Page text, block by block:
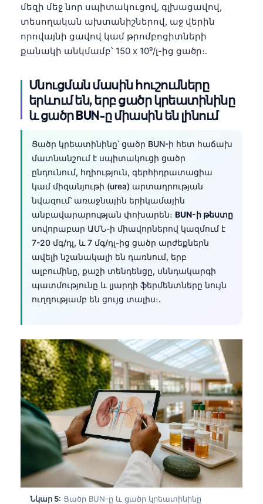
մեզի մեջ նոր սպիտակուցով, գլխացավով,
տեսողական ախտանիշներով, աջ վերին
որովայնի ցավով կամ թրոմբոցիտների
քանակի անկմամբ՝ 150 x 10⁹/լ-ից ցածր։.
Սնուցման մասին հուշումները
երևում են, երբ ցածր կրեատինինը
և ցածր BUN-ը միասին են լինում
Ցածր կրեատինինը՝ ցածր BUN-ի հետ հաճախ
մատնանշում է սպիտակուցի ցածր
ընդունում, հղիություն, գերհիդրատացիա
կամ միզանյութի (urea) արտադրության
նվազում՝ առաջնային երիկամային
անբավարարության փոխարեն։ BUN-ի թեստը
սովորաբար ԱՄՆ-ի միավորներով կազմում է
7-20 մգ/դլ, և 7 մգ/դլ-ից ցածր արժեքներն
ավելի նշանակալի են դառնում, երբ
ալբումինը, քաշի տենդենցը, սննդակարգի
պատմությունը և լյարդի ֆերմենտները նույն
ուղղությամբ են ցույց տալիս։.
Նկար 5: Ցածր BUN-ը և ցածր կրեատինինը
বাংলা
मराठी
తెలుగు
தமிழ்
ગુજરાતી
ಕನ್ನಡ
മലയാളം
Bahasa Melayu
Tagalog
ไทย
ဗမာစာ
ភាសាខ្មែរ
Kiswahili
አማርኛ
Українська
O‘zbekcha
Català
Suomi
Hrvatski
پښتو
سنڌي